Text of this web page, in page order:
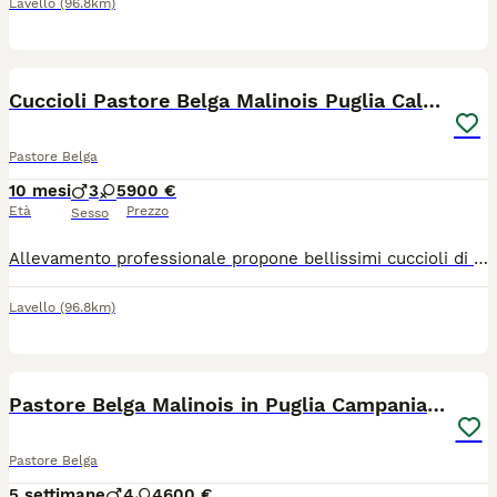
Lavello (96.8km)
Cuccioli Pastore Belga Malinois Puglia Calabria
Pastore Belga
10 mesi
Età
3 5
Sesso
900 €
Prezzo
Allevamento professionale propone bellissimi cuccioli di Pastore Belga Malinois con pedigree ENCI. I cuccioli sono visibili assieme ai genitori in allevamento in zona Bari in Puglia. Sono disponibili maschietti e femminucce. I cuccioli sono ceduti al nuovo proprietario provvisti di libretto sanitario con vaccino, ciclo sverminazione, microchip, pedigree ENCI. Inoltre tutti i cuccioli sono ceduti anche con certificazione veterinaria di buona salute. E' possibile consegnare i cuccioli in Puglia Bari Lecce Taranto Brindisi Foggia e in Tutta Italia. Nelle foto sono visibili alcuni cuccioli e i genitori. Per maggiori informazioni contattare il 3931177788
Lavello (96.8km)
Pastore Belga Malinois in Puglia Campania Calabria
Pastore Belga